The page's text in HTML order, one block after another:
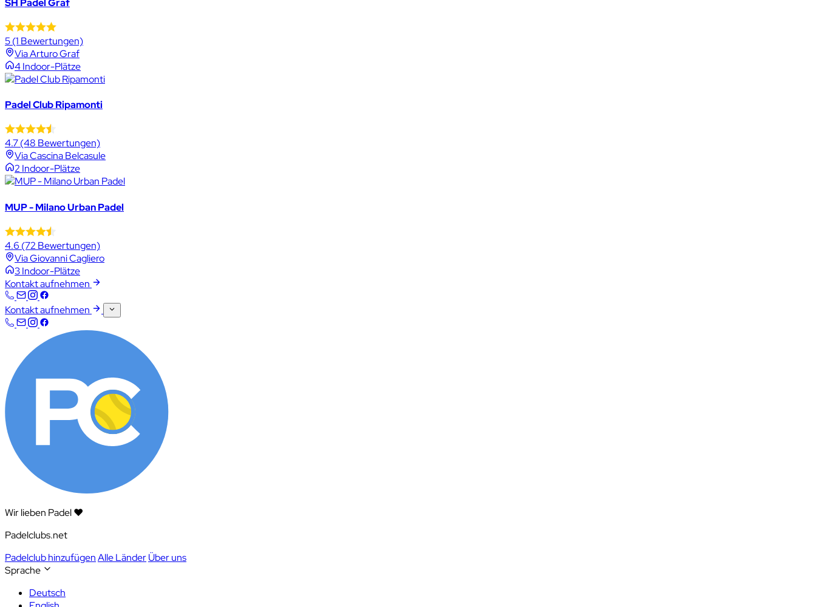
5(1 Bewertungen)
Via Arturo Graf
4 Indoor-Plätze
Padel Club Ripamonti
4.7(48 Bewertungen)
Via Cascina Belcasule
2 Indoor-Plätze
MUP - Milano Urban Padel
4.6 (72 Bewertungen)
Via Giovanni Cagliero
3 Indoor-Plätze
Kontakt aufnehmen
Kontakt aufnehmen
Wir lieben Padel ❤️
Padelclubs.net
Padelclub hinzufügenAlle LänderÜber uns
Sprache
Deutsch